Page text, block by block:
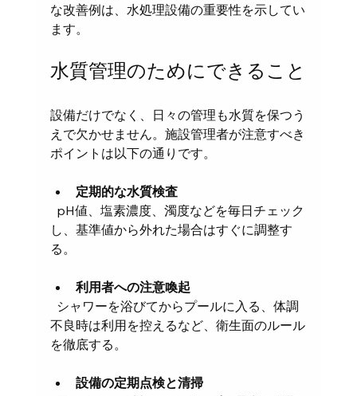
な改善例は、水処理設備の重要性を示してい
ます。
水質管理のためにできること
設備だけでなく、日々の管理も水質を保つう
えで欠かせません。施設管理者が注意すべき
ポイントは以下の通りです。
定期的な水質検査
し、基準値から外れた場合はすぐに調整す
る。
利用者への注意喚起
不良時は利用を控えるなど、衛生面のルール
を徹底する。
設備の定期点検と清掃